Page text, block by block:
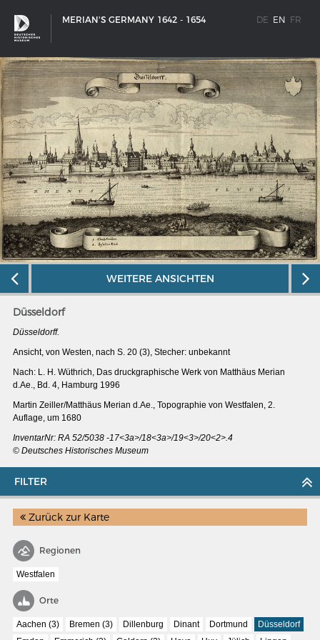
MERIAN'S GERMANY 1642 - 1654 DE EN FR
MERIAN'S GERMANY 1642 - 1654
Interaktive Karte
Image gallery
FILTER
Zurück zur Karte
Regionen
Westfalen
Orte
Aachen (3) Bremen (3) Dillenburg Dinant Dortmund
Düsseldorf
WEITERE ANSICHTEN
Düsseldorf
Düsseldorff.
Ansicht, von Westen, nach S. 20 (3), Stecher: unbekannt
Nach: L. H. Wüthrich, Das druckgraphische Werk von Matthäus Merian
d.Ae., Bd. 4, Hamburg 1996
Martin Zeiller/Matthäus Merian d.Ae., Topographie von Westfalen, 2.
Auflage, um 1680
InventarNr: RA 52/5038 -17<3a>/18<3a>/19<3>/20<2>.4
© Deutsches Historisches Museum